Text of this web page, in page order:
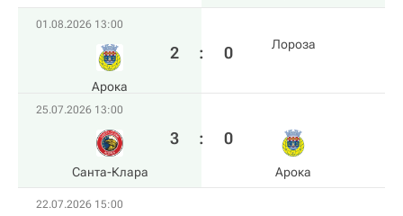
01.08.2026 13:00
Арока
2 : 0 Лороза
25.07.2026 13:00
Санта-Клара
3 : 0
Арока
22.07.2026 15:00